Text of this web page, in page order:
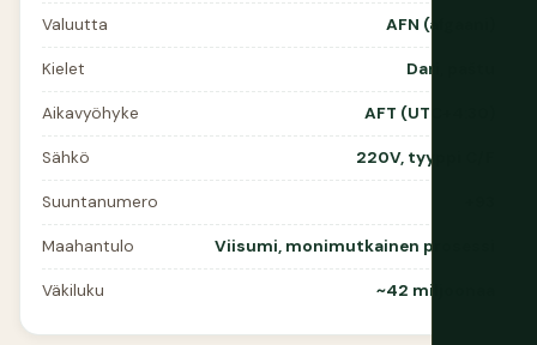
Valuutta AFN (afgaani)
Kielet Dari, paštu
Aikavyöhyke AFT (UTC+4:30)
Sähkö 220V, tyyppi C/F
Suuntanumero
Maahantulo Viisumi, monimutkainen prosessi
Väkiluku ~42 miljoonaa